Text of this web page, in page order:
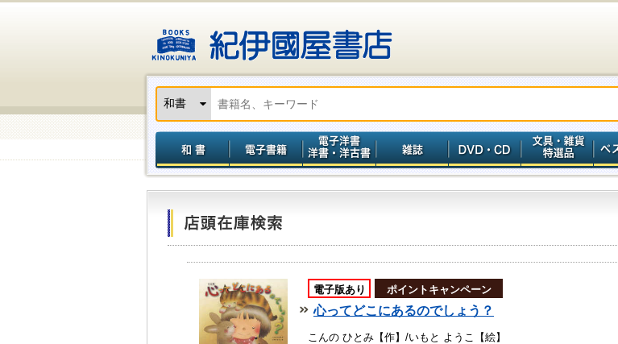
電子版あり ポイントキャンペーン
心ってどこにあるのでしょう？
こんの ひとみ【作】/いもと ようこ【絵】